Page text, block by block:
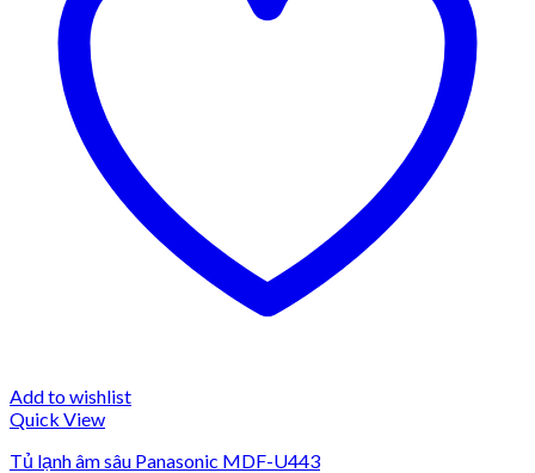
Add to wishlist
Quick View
Tủ lạnh âm sâu Panasonic MDF-U443